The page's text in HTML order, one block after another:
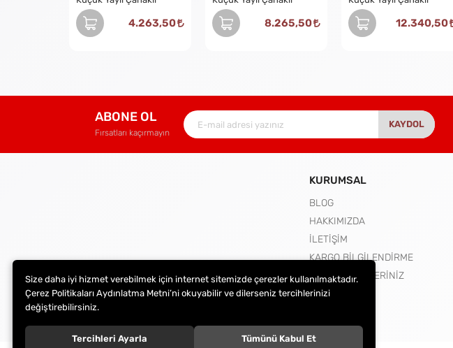
4.263,50 8.265,50 12.340,50
ABONE OL
Fırsatları kaçırmayın
KAYDOL
KURUMSAL
BLOG
HAKKIMIZDA
İLETİŞİM
KARGO BİLGİLENDİRME
MERAK ETTİKLERİNİZ
Size daha iyi hizmet verebilmek için internet sitemizde çerezler kullanılmaktadır.
Çerez Politikaları Aydınlatma Metni’ni okuyabilir ve dilerseniz tercihlerinizi
değiştirebilirsiniz.
Tercihleri Ayarla Tümünü Kabul Et